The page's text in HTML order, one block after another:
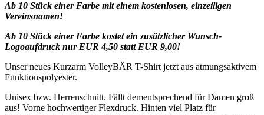
Ab 10 Stück einer Farbe mit einem kostenlosen, einzeiligen
Vereinsnamen!
Ab 10 Stück einer Farbe kostet ein zusätzlicher Wunsch-
Logoaufdruck nur EUR 4,50 statt EUR 9,00!
Unser neues Kurzarm VolleyBÄR T-Shirt jetzt aus atmungsaktivem
Funktionspolyester.
Unisex bzw. Herrenschnitt. Fällt dementsprechend für Damen groß
aus! Vorne hochwertiger Flexdruck. Hinten viel Platz für